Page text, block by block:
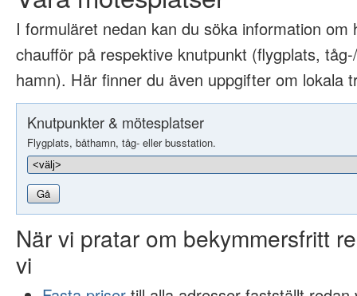
I formuläret nedan kan du söka information om
chaufför på respektive knutpunkt (flygplats,
hamn). Här finner du även uppgifter om lokala
Knutpunkter & mötesplatser
Flygplats, båthamn, tåg- eller busstation.
Gå
När vi pratar om bekymmersfritt
vi